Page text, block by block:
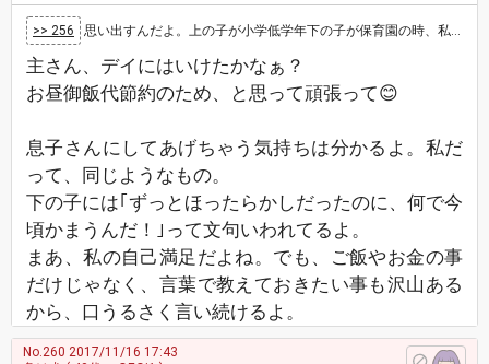
>> 256 思い出すんだよ。上の子が小学低学年下の子が保育園の時、私は昼も夜も働いてて夕方仕事に行く時に玄関に２人揃って立ってて下の子は「ママ行かないで…
主さん、デイにはいけたかなぁ？
お昼御飯代節約のため、と思って頑張って😊
息子さんにしてあげちゃう気持ちは分かるよ。私だ
って、同じようなもの。
下の子には｢ずっとほったらかしだったのに、何で今
頃かまうんだ！｣って文句いわれてるよ。
まあ、私の自己満足だよね。でも、ご飯やお金の事
だけじゃなく、言葉で教えておきたい事も沢山ある
から、口うるさく言い続けるよ。
No.260 2017/11/16 17:43